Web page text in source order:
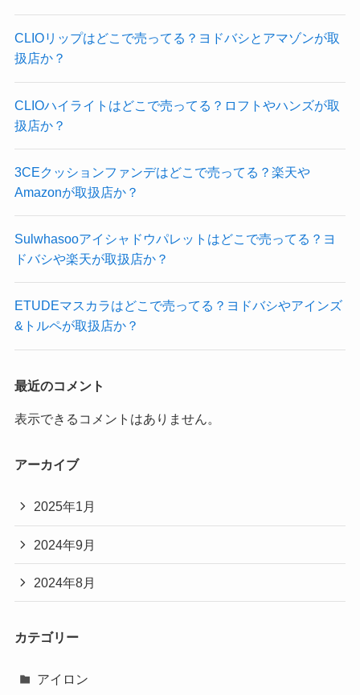
CLIOリップはどこで売ってる？ヨドバシとアマゾンが取
扱店か？
CLIOハイライトはどこで売ってる？ロフトやハンズが取
扱店か？
3CEクッションファンデはどこで売ってる？楽天や
Amazonが取扱店か？
Sulwhasooアイシャドウパレットはどこで売ってる？ヨ
ドバシや楽天が取扱店か？
ETUDEマスカラはどこで売ってる？ヨドバシやアインズ
&トルペが取扱店か？
最近のコメント
表示できるコメントはありません。
アーカイブ
2025年1月
2024年9月
2024年8月
カテゴリー
アイロン